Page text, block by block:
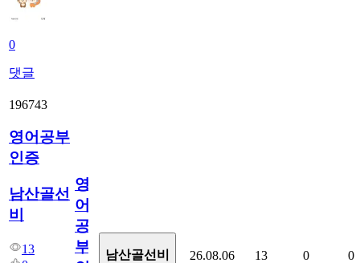
0
댓글
196743
영어공부
인증
남산골선
비
13
영
어
공
부
남산골선비 26.08.06 13 0 0